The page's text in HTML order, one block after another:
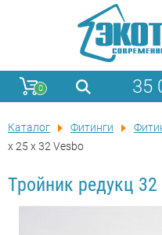
0 35
Каталог Фитинги
x 25 x 32 Vesbo
Тройник редукц